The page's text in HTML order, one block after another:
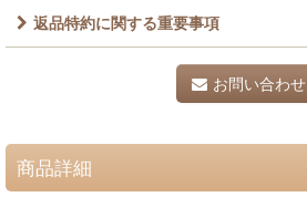
返品特約に関する重要事項
お問い合わせ
商品詳細